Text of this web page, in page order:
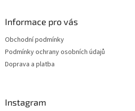
Informace pro vás
Obchodní podmínky
Podmínky ochrany osobních údajů
Doprava a platba
Instagram